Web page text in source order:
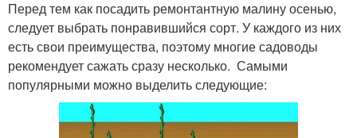
Перед тем как посадить ремонтантную малину осенью,
следует выбрать понравившийся сорт. У каждого из них
есть свои преимущества, поэтому многие садоводы
рекомендует сажать сразу несколько. Самыми
популярными можно выделить следующие: